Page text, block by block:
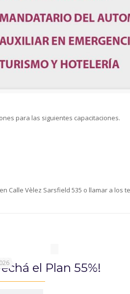
para las siguientes capacitaciones.
Calle Vèlez Sarsfield 535 o llamar a los
el Plan 55%!